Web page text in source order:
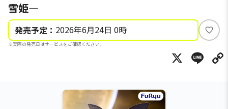
雪姫―
発売予定： 2026年6月24日 0時
※実際の発売日はサービスをご確認ください。
い
ね
X